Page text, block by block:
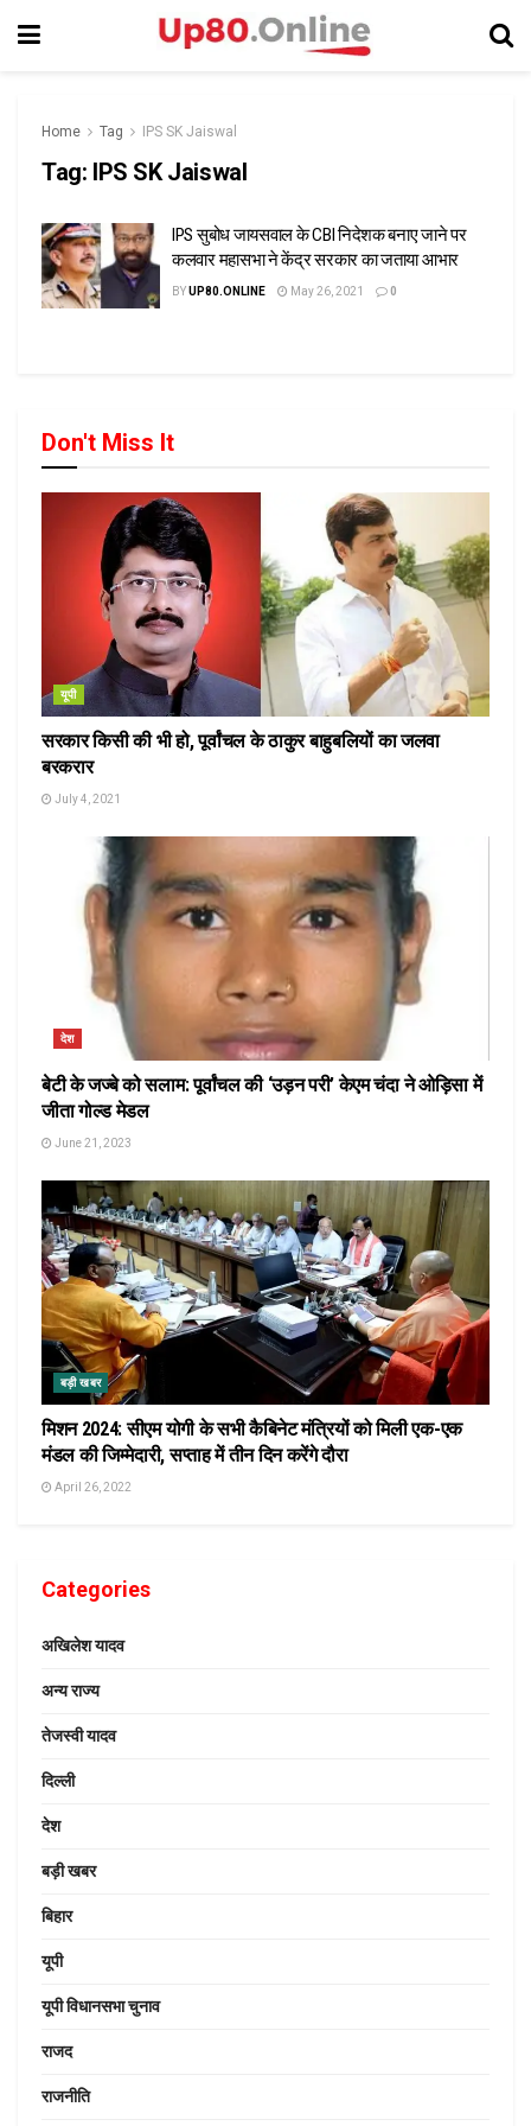
Home Tag IPS SK Jaiswal
Tag: IPS SK Jaiswal
IPS सुबोध जायसवाल के CBI निदेशक बनाए जाने पर
कलवार महासभा ने केंद्र सरकार का जताया आभार
BYUP80.ONLINE May 26, 2021 0
Don't Miss It
यूपी
सरकार किसी की भी हो, पूर्वांचल के ठाकुर बाहुबलियों का जलवा
बरकरार
July 4, 2021
देश
बेटी के जज्बे को सलाम: पूर्वांचल की ‘उड़न परी’ केएम चंदा ने ओड़िसा में
जीता गोल्ड मेडल
June 21, 2023
बड़ी खबर
मिशन 2024: सीएम योगी के सभी कैबिनेट मंत्रियों को मिली एक-एक
मंडल की जिम्मेदारी, सप्ताह में तीन दिन करेंगे दौरा
April 26, 2022
Categories
अखिलेश यादव
अन्य राज्य
तेजस्वी यादव
दिल्ली
देश
बड़ी खबर
बिहार
यूपी
यूपी विधानसभा चुनाव
राजद
राजनीति